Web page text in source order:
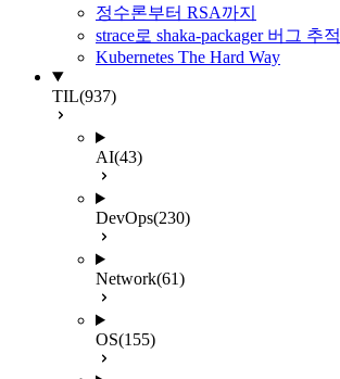
정수론부터 RSA까지
strace로 shaka-packager 버그 추적
Kubernetes The Hard Way
TIL(937)
AI(43)
DevOps(230)
Network(61)
OS(155)